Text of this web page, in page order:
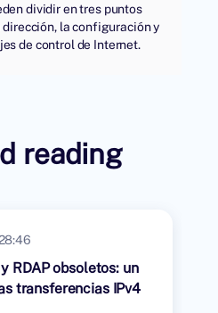
dividir en tres puntos
dirección, la configuración y
de control de Internet.
reading
RDAP obsoletos: un
transferencias IPv4